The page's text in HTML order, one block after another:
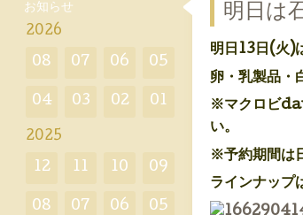
明日は
明日13日(火)
卵・乳製品・
※マクロビ
い。
※予約期間は
ラインナップ
お知らせ
2026
08 07 06 05
04 03 02 01
2025
12 11 10 09
08 07 06 05